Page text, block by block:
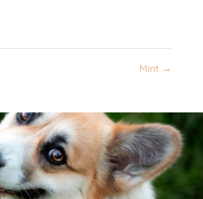
Mint →